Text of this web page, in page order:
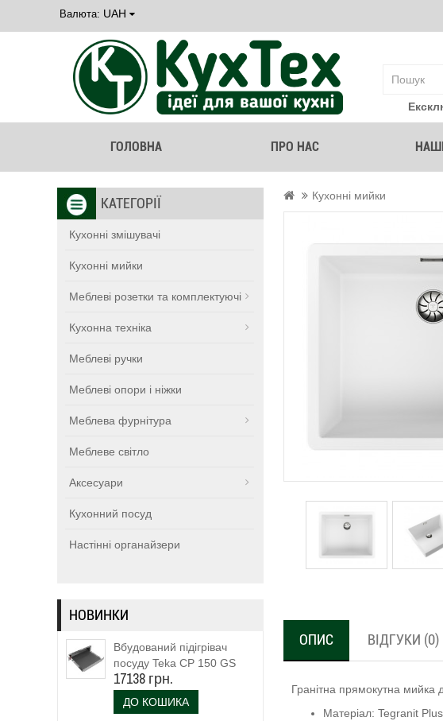
Валюта: UAH
ГОЛОВНА ПРО НАС
КАТЕГОРІЇ
Кухонні змішувачі
Кухонні мийки
Меблеві розетки та комплектуючі
Кухонна техніка
Меблеві ручки
Меблеві опори і ніжки
Меблева фурнітура
Меблеве світло
Аксесуари
Кухонний посуд
Настінні органайзери
НОВИНКИ
Вбудований підігрівач
посуду Teka CP 150 GS
(111600003)
17138 грн.
ДО КОШИКА
Кухонні мийки
ОПИС ВІДГУКИ (0)
Гранітна прямокутна
Матеріал: Tegranit Plus